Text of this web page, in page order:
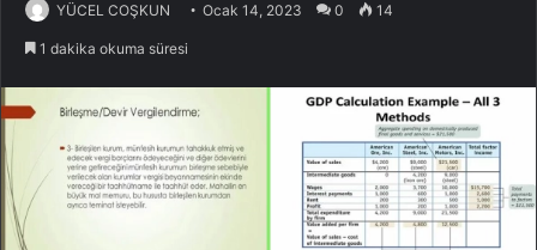
YÜCEL COŞKUN Ocak 14, 2023 0 14
1 dakika okuma süresi